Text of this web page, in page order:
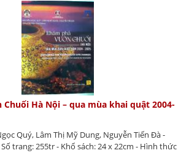
Chuối Hà Nội – qua mùa khai quật 2004-
Quý, Lâm Thị Mỹ Dung, Nguyễn Tiến Đà -
trang: 255tr - Khổ sách: 24 x 22cm - Hình thức